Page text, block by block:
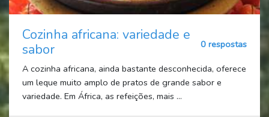
Cozinha africana: variedade e
sabor
0 respostas
A cozinha africana, ainda bastante desconhecida, oferece
um leque muito amplo de pratos de grande sabor e
variedade. Em África, as refeições, mais ...